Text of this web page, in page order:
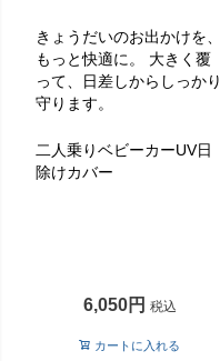
きょうだいのお出かけを、
もっと快適に。 大きく覆
って、日差しからしっかり
守ります。
二人乗りベビーカーUV日
除けカバー
6,050 税込
カートに入れる